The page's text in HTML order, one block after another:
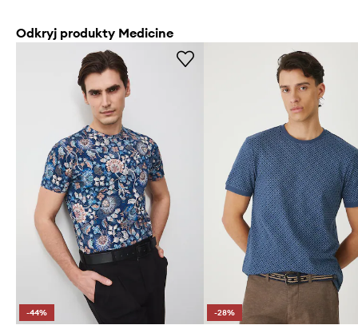
Odkryj produkty Medicine
-44% -28%